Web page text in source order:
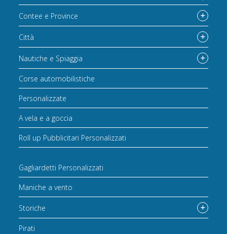
Contee e Province
Città
Nautiche e Spiaggia
Corse automobilistiche
Personalizzate
A vela e a goccia
Roll up Pubblicitari Personalizzati
Gagliardetti Personalizzati
Maniche a vento
Storiche
Pirati